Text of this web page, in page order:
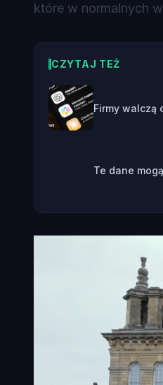
które w normalnych
CZYTAJ TEŻ
Firmy walczą
Te dane